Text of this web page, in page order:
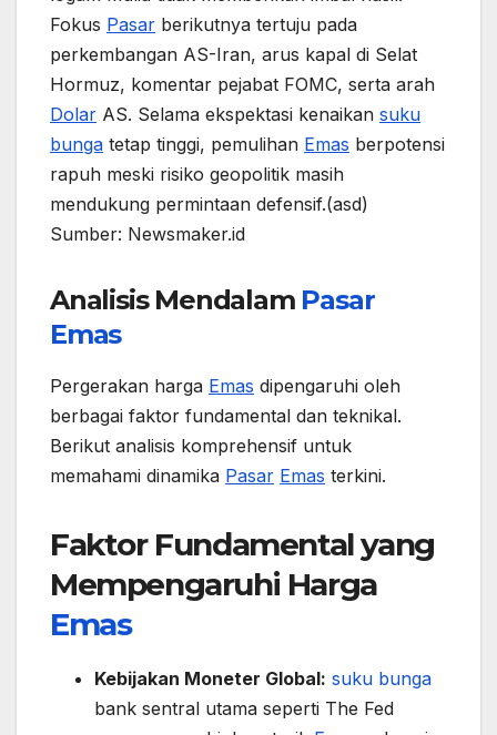
Fokus Pasar berikutnya tertuju pada
perkembangan AS-Iran, arus kapal di Selat
Hormuz, komentar pejabat FOMC, serta arah
Dolar AS. Selama ekspektasi kenaikan suku
bunga tetap tinggi, pemulihan Emas berpotensi
rapuh meski risiko geopolitik masih
mendukung permintaan defensif.(asd)
Sumber: Newsmaker.id
Analisis Mendalam Pasar
Emas
Pergerakan harga Emas dipengaruhi oleh
berbagai faktor fundamental dan teknikal.
Berikut analisis komprehensif untuk
memahami dinamika Pasar Emas terkini.
Faktor Fundamental yang
Mempengaruhi Harga
Emas
Kebijakan Moneter Global: suku bunga
bank sentral utama seperti The Fed